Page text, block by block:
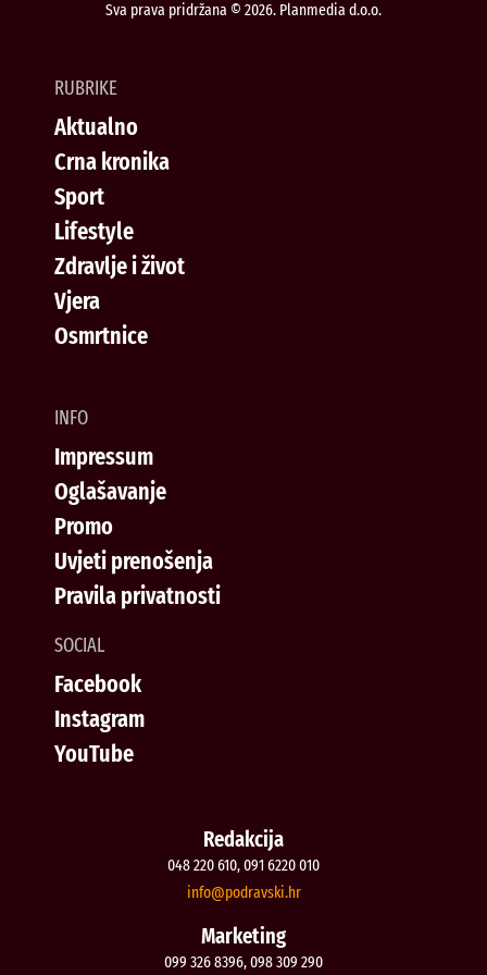
Sva prava pridržana © 2026. Planmedia d.o.o.
RUBRIKE
Aktualno
Crna kronika
Sport
Lifestyle
Zdravlje i život
Vjera
Osmrtnice
INFO
Impressum
Oglašavanje
Promo
Uvjeti prenošenja
Pravila privatnosti
SOCIAL
Facebook
Instagram
YouTube
Redakcija
048 220 610, 091 6220 010
rh.iksvardop
@ofni
Marketing
099 326 8396, 098 309 290